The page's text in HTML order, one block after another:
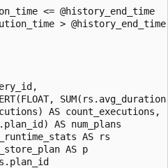
<= @history_end_time
> @history_end_time
AS count_executions,
AS num_plans
AS rs
AS p